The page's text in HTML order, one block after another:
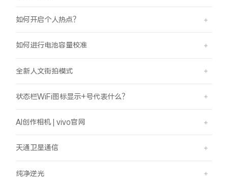
如何开启个人热点？
如何进行电池容量校准
全新人文街拍模式
状态栏WiFi图标显示+号代表什么？
AI创作相机 | vivo官网
天通卫星通信
纯净逆光